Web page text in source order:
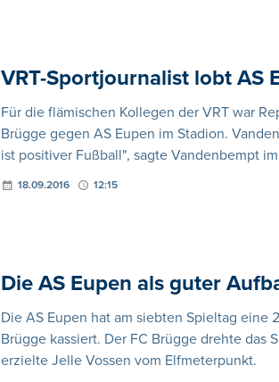
VRT-Sportjournalist lobt AS
Für die flämischen Kollegen der VRT war
Brügge gegen AS Eupen im Stadion.
ist positiver Fußball", sagte Vandenbempt
18.09.2016 12:15
Die AS Eupen als guter
Die AS Eupen hat am siebten Spieltag
Brügge kassiert. Der FC Brügge drehte das
erzielte Jelle Vossen vom Elfmeterpunkt.